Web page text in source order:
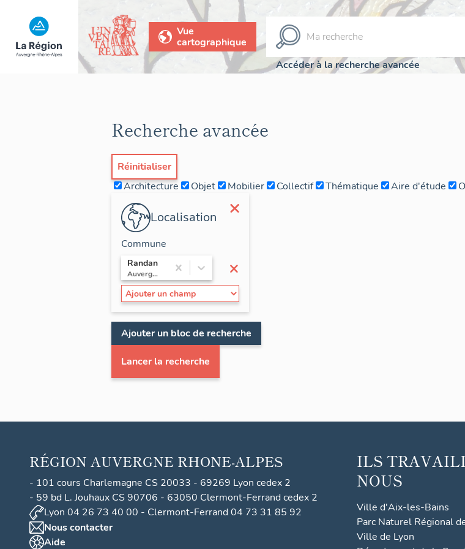
Vue
cartographique
Accéder à la recherche avancée
Recherche avancée
Réinitialiser
Architecture
Objet Mobilier Collectif Thématique Aire d'étude
×
Localisation
×
Commune
Randan
Auvergne / Puy-de-Dôme
Ajouter un bloc de recherche
Lancer la recherche
RÉGION AUVERGNE RHONE-ALPES
- 101 cours Charlemagne CS 20033 - 69269 Lyon cedex 2
- 59 bd L. Jouhaux CS 90706 - 63050 Clermont-Ferrand cedex 2
Lyon 04 26 73 40 00 - Clermont-Ferrand 04 73 31 85 92
Nous contacter
Aide
ILS
NOUS
Ville d'Aix-les-Bains
Parc Naturel Régional
Ville de Lyon